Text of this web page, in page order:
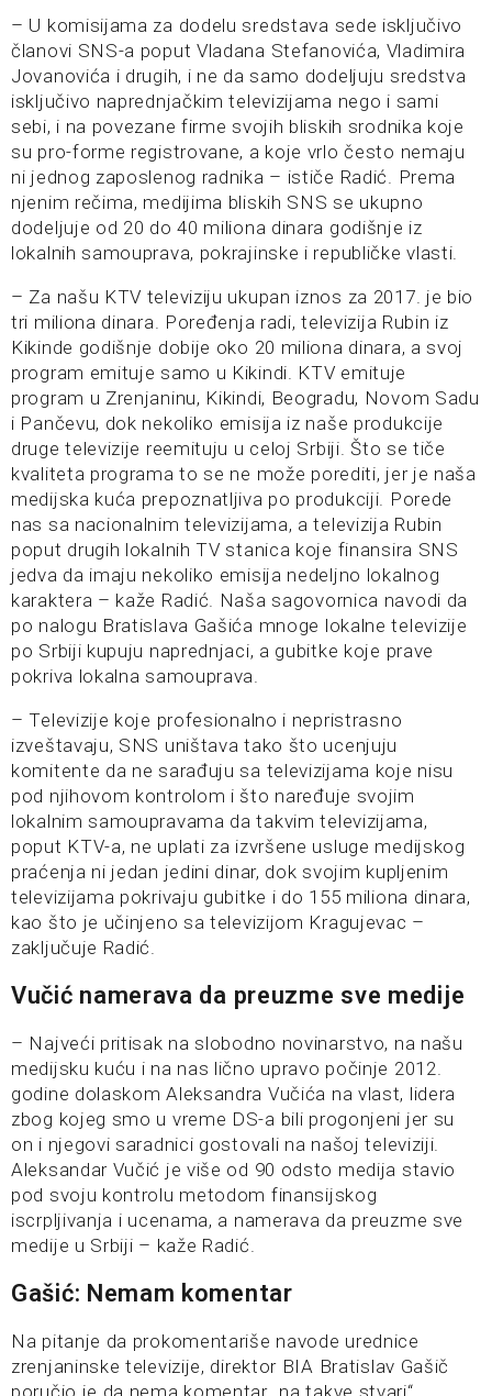
– U komisijama za dodelu sredstava sede isključivo
članovi SNS-a poput Vladana Stefanovića, Vladimira
Jovanovića i drugih, i ne da samo dodeljuju sredstva
isključivo naprednjačkim televizijama nego i sami
sebi, i na povezane firme svojih bliskih srodnika koje
su pro-forme registrovane, a koje vrlo često nemaju
ni jednog zaposlenog radnika – ističe Radić. Prema
njenim rečima, medijima bliskih SNS se ukupno
dodeljuje od 20 do 40 miliona dinara godišnje iz
lokalnih samouprava, pokrajinske i republičke vlasti.
– Za našu KTV televiziju ukupan iznos za 2017. je bio
tri miliona dinara. Poređenja radi, televizija Rubin iz
Kikinde godišnje dobije oko 20 miliona dinara, a svoj
program emituje samo u Kikindi. KTV emituje
program u Zrenjaninu, Kikindi, Beogradu, Novom Sadu
i Pančevu, dok nekoliko emisija iz naše produkcije
druge televizije reemituju u celoj Srbiji. Što se tiče
kvaliteta programa to se ne može porediti, jer je naša
medijska kuća prepoznatljiva po produkciji. Porede
nas sa nacionalnim televizijama, a televizija Rubin
poput drugih lokalnih TV stanica koje finansira SNS
jedva da imaju nekoliko emisija nedeljno lokalnog
karaktera – kaže Radić. Naša sagovornica navodi da
po nalogu Bratislava Gašića mnoge lokalne televizije
po Srbiji kupuju naprednjaci, a gubitke koje prave
pokriva lokalna samouprava.
– Televizije koje profesionalno i nepristrasno
izveštavaju, SNS uništava tako što ucenjuju
komitente da ne sarađuju sa televizijama koje nisu
pod njihovom kontrolom i što naređuje svojim
lokalnim samoupravama da takvim televizijama,
poput KTV-a, ne uplati za izvršene usluge medijskog
praćenja ni jedan jedini dinar, dok svojim kupljenim
televizijama pokrivaju gubitke i do 155 miliona dinara,
kao što je učinjeno sa televizijom Kragujevac –
zaključuje Radić.
Vučić namerava da preuzme sve medije
– Najveći pritisak na slobodno novinarstvo, na našu
medijsku kuću i na nas lično upravo počinje 2012.
godine dolaskom Aleksandra Vučića na vlast, lidera
zbog kojeg smo u vreme DS-a bili progonjeni jer su
on i njegovi saradnici gostovali na našoj televiziji.
Aleksandar Vučić je više od 90 odsto medija stavio
pod svoju kontrolu metodom finansijskog
iscrpljivanja i ucenama, a namerava da preuzme sve
medije u Srbiji – kaže Radić.
Gašić: Nemam komentar
Na pitanje da prokomentariše navode urednice
zrenjaninske televizije, direktor BIA Bratislav Gašič
poručio je da nema komentar „na takve stvari“.